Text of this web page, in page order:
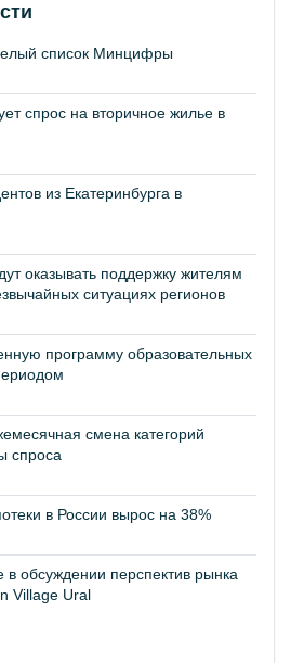
список Минцифры
спрос на вторичное жилье в
из Екатеринбурга в
оказывать поддержку жителям
ситуациях регионов
программу образовательных
смена категорий
спроса
в России вырос на 38%
обсуждении перспектив рынка
Village Ural